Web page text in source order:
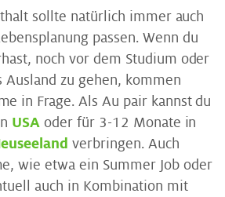
sollte natürlich immer auch
passen. Wenn du
noch vor dem Studium oder
Ausland zu gehen, kommen
in Frage. Als Au pair kannst du
USA oder für 3-12 Monate in
verbringen. Auch
wie etwa ein Summer Job oder
auch in Kombination mit